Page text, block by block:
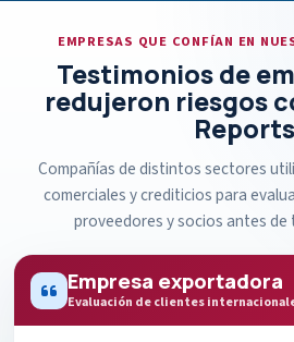
EMPRESAS QUE CONFÍAN EN
Testimonios de
redujeron riesgos
Reports
Compañías de distintos sectores
comerciales y crediticios para
proveedores y socios antes de
Empresa exportadora
Evaluación de clientes